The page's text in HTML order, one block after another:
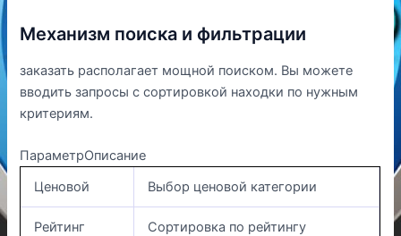
Механизм поиска и фильтрации
заказать располагает мощной поиском. Вы можете
вводить запросы с сортировкой находки по нужным
критериям.
ПараметрОписание
Ценовой
Выбор ценовой категории
Рейтинг Сортировка по рейтингу